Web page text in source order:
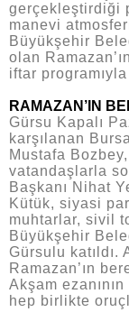
gerçekleştirdiği
manevi
Büyükşehir
olan
iftar
RAMAZAN’IN
Gürsu Kapalı
karşılanan
Mustafa
vatandaşlarla
Başkanı Nihat
Kütük, siyasi
muhtarlar, sivil
Büyükşehir
Gürsulu katıldı.
Ramazan’ın
Akşam
hep birlikte